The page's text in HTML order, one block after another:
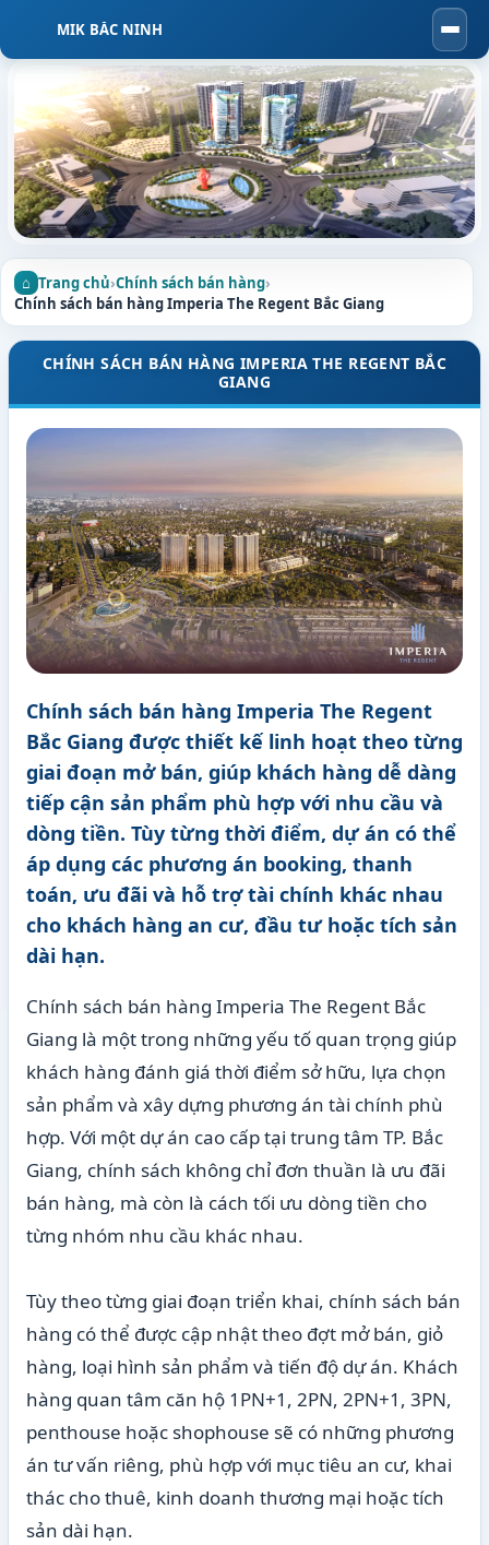
MIK BẮC NINH
Trang chủ›Chính sách bán hàng›
Chính sách bán hàng Imperia The Regent Bắc Giang
CHÍNH SÁCH BÁN HÀNG IMPERIA THE REGENT BẮC
GIANG
Chính sách bán hàng Imperia The Regent
Bắc Giang được thiết kế linh hoạt theo từng
giai đoạn mở bán, giúp khách hàng dễ dàng
tiếp cận sản phẩm phù hợp với nhu cầu và
dòng tiền. Tùy từng thời điểm, dự án có thể
áp dụng các phương án booking, thanh
toán, ưu đãi và hỗ trợ tài chính khác nhau
cho khách hàng an cư, đầu tư hoặc tích sản
dài hạn.
Chính sách bán hàng Imperia The Regent Bắc
Giang là một trong những yếu tố quan trọng giúp
khách hàng đánh giá thời điểm sở hữu, lựa chọn
sản phẩm và xây dựng phương án tài chính phù
hợp. Với một dự án cao cấp tại trung tâm TP. Bắc
Giang, chính sách không chỉ đơn thuần là ưu đãi
bán hàng, mà còn là cách tối ưu dòng tiền cho
từng nhóm nhu cầu khác nhau.
Tùy theo từng giai đoạn triển khai, chính sách bán
hàng có thể được cập nhật theo đợt mở bán, giỏ
hàng, loại hình sản phẩm và tiến độ dự án. Khách
hàng quan tâm căn hộ 1PN+1, 2PN, 2PN+1, 3PN,
penthouse hoặc shophouse sẽ có những phương
án tư vấn riêng, phù hợp với mục tiêu an cư, khai
thác cho thuê, kinh doanh thương mại hoặc tích
sản dài hạn.